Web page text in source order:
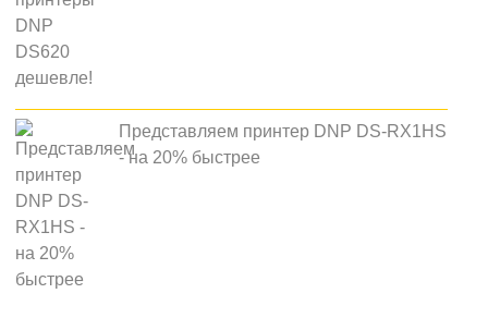
Представляем принтер DNP DS-RX1HS
- на 20% быстрее